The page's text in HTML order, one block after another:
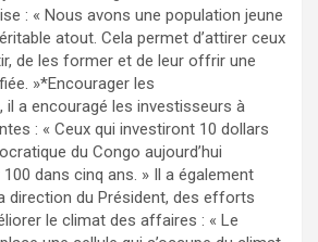
: « Nous avons une population jeune
atout. Cela permet d’attirer ceux
de les former et de leur offrir une
»*Encourager les
il a encouragé les investisseurs à
: « Ceux qui investiront 10 dollars
du Congo aujourd’hui
dans cinq ans. » Il a également
direction du Président, des efforts
le climat des affaires : « Le